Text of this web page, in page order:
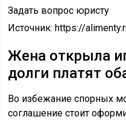
Задать вопрос юристу
Источник:https://
Жена открыла
долги платят
Во избежание спорных
соглашение стоит